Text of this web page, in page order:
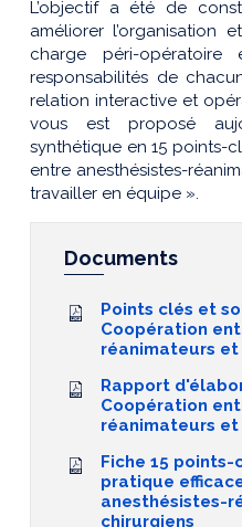
L’objectif a été de
améliorer l’organisation
charge péri-
responsabilités de
relation interactive et
vous est proposé
synthétique en 15 points-
entre anesthésistes-
travailler en équipe ».
Documents
Points clés et
Coopération
réanimateurs et
Rapport
Coopération
réanimateurs et
Fiche 15 points-
pratique
anesthésistes-
chirurgiens